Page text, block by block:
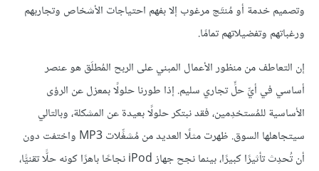
وتصميم خدمة أو مُنتَج مرغوب إلا بفهم احتياجات الأشخاص وتجاربهم
ورغباتهم وتفضيلاتهم تمامًا.
إن التعاطف من منظور الأعمال المبني على الربح المُطلَق هو عنصر
أساسي في أيِّ حلٍّ تجاري سليم. إذا طورنا حلولًا بمعزل عن الرؤى
الأساسية للمُستخدِمين، فقد نبتكر حلولًا بعيدة عن المشكلة، وبالتالي
سيتجاهلها السوق. ظهرت مثلًا العديد من مُشغِّلات MP3 واختفت دون
أن تُحدِث تأثيرًا كبيرًا، بينما نجح جهاز iPod نجاحًا باهرًا كونه حلًّا تقنيًّا،